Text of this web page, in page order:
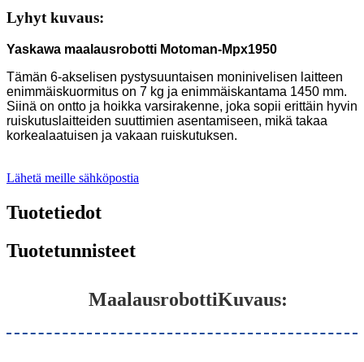
Lyhyt kuvaus:
Yaskawa maalausrobotti Motoman-Mpx1950
Tämän 6-akselisen pystysuuntaisen moninivelisen laitteen
enimmäiskuormitus on 7 kg ja enimmäiskantama 1450 mm.
Siinä on ontto ja hoikka varsirakenne, joka sopii erittäin hyvin
ruiskutuslaitteiden suuttimien asentamiseen, mikä takaa
korkealaatuisen ja vakaan ruiskutuksen.
Lähetä meille sähköpostia
Tuotetiedot
Tuotetunnisteet
MaalausrobottiKuvaus: